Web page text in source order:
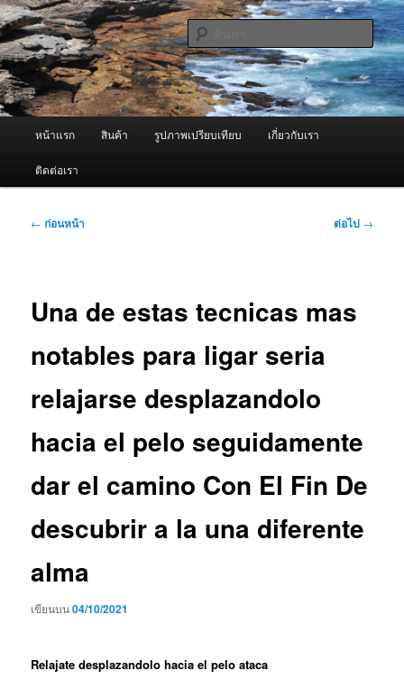
ข้าม
ไป
ยัง
เนื้อหา
หลัก ผู้นำเข้าเครื่องพ่นหมอกควัน Best
Fogger / Fogger One และ อะไหล่
จำหน่ายเครื่องพ่นหมอกควัน คุณภาพดี บริการด้วยความจริงใจ
ค้นหา
หน้าแรก สินค้า รูปภาพเปรียบเทียบ เกี่ยวกับเรา
ติดต่อเรา
เมนู
← ก่อนหน้า ต่อไป →
Una de estas tecnicas mas
notables para ligar seri­a
relajarse desplazandolo
hacia el pelo seguidamente
dar el camino Con El Fin De
descubrir a la una diferente
alma
เขียนบน04/10/2021
Relajate desplazandolo hacia el pelo ataca